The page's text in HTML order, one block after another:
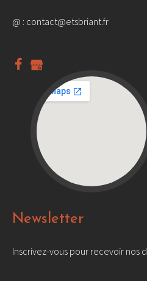
@ : contact@etsbriant.fr
Newsletter
Inscrivez-vous pour recevoir nos